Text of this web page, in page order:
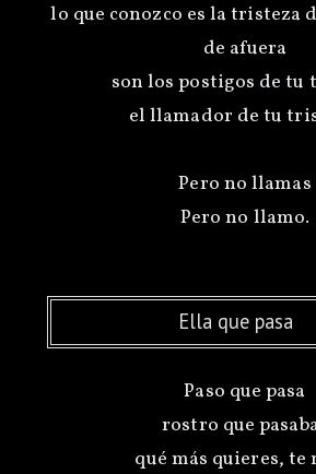
lo que conozco es la tristeza
de afuera
son los postigos de tu
el llamador de tu
Pero no llamas
Ella que pasa
Paso que pasa
rostro que
qué más quieres, te